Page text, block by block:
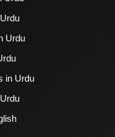
Urdu
in Urdu